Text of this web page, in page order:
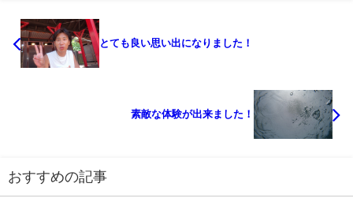
とても良い思い出になりました！
素敵な体験が出来ました！
おすすめの記事